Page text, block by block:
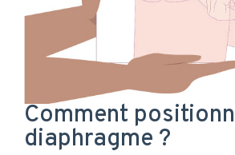
Comment
diaphragme ?